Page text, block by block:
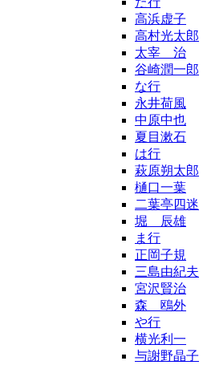
高浜虚子
高村光太郎
太宰 治
谷崎潤一郎
な行
永井荷風
中原中也
夏目漱石
は行
萩原朔太郎
樋口一葉
二葉亭四迷
堀 辰雄
ま行
正岡子規
三島由紀夫
宮沢賢治
森 鴎外
や行
横光利一
与謝野晶子